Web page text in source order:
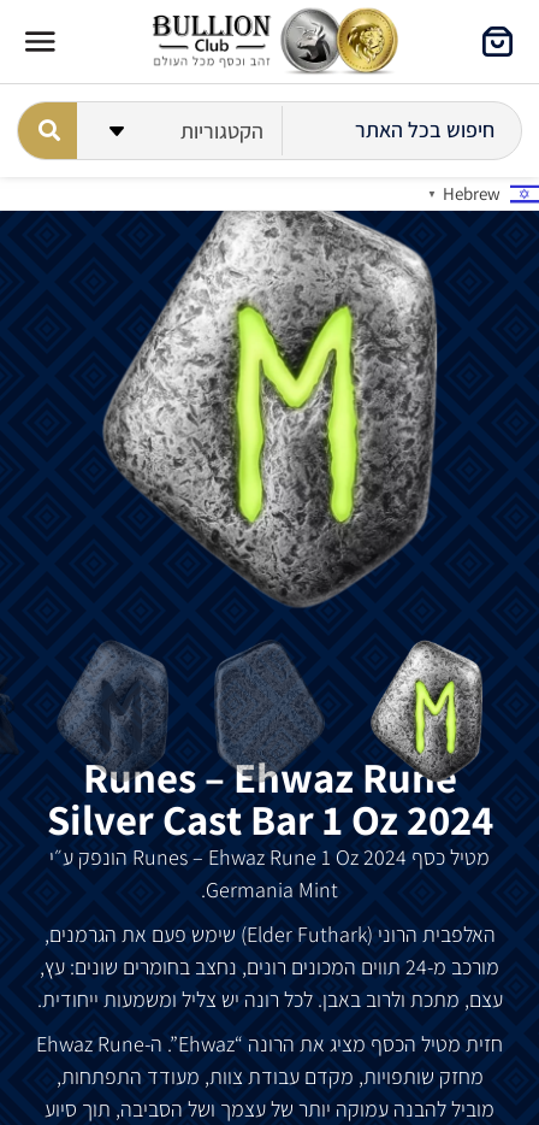
Hebrew
▼
Runes – Ehwaz Rune
Silver Cast Bar 1 Oz 2024
מטילכסף הונפק ע״י
Germania Mint.
האלפבית הרוני (Elder Futhark) שימש פעם את הגרמנים,
מורכב מ-24 תווים המכונים רונים, נחצב בחומרים שונים: עץ,
עצם, מתכת ולרוב באבן.לכל רונה יש צליל ומשמעות ייחודית.
חזית מטיל הכסף מציג את הרונה “Ehwaz”. ה-Ehwaz Rune
מחזק שותפויות, מקדם עבודתצוות, מעודד התפתחות,
מוביללהבנה עמוקה יותר שלעצמך ושל הסביבה, תוך סיוע